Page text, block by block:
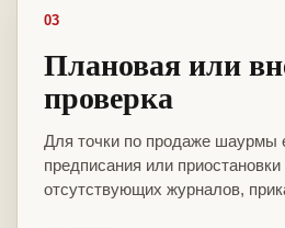
03
Плановая или
проверка
Для точки по продаже шаурмы
предписания или
отсутствующих журналов,